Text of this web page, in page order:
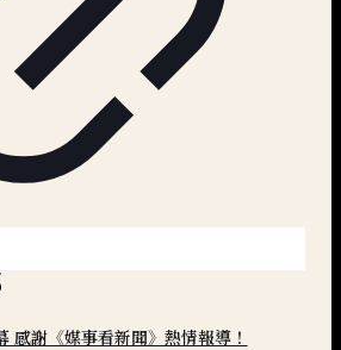
感謝《媒事看新聞》熱情報導！